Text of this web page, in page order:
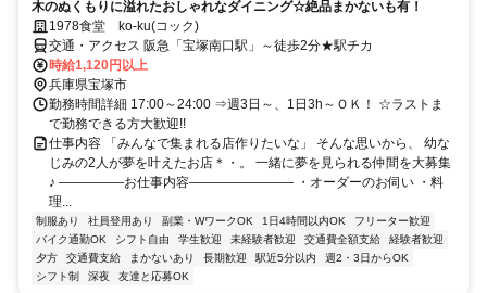
木のぬくもりに溢れたおしゃれなダイニング☆絶品まかないも有！
1978食堂 ko-ku(コック)
交通・アクセス 阪急「宝塚南口駅」～徒歩2分★駅チカ
時給1,120円以上
兵庫県宝塚市
勤務時間詳細 17:00～24:00 ⇒週3日～、1日3h～ＯＫ！ ☆ラストま
で勤務できる方大歓迎!!
仕事内容 「みんなで集まれる店作りたいな」 そんな思いから、 幼な
じみの2人が夢を叶えたお店＊・。 一緒に夢を見られる仲間を大募集
♪ ―――――お仕事内容―――――――― ・オーダーのお伺い ・料
理...
制服あり 社員登用あり 副業・WワークOK 1日4時間以内OK
フリーター歓迎
バイク通勤OK
シフト自由 学生歓迎 未経験者歓迎 交通費全額支給
経験者歓迎
夕方
交通費支給 まかないあり 長期歓迎 駅近5分以内
週2・3日からOK
シフト制
深夜 友達と応募OK